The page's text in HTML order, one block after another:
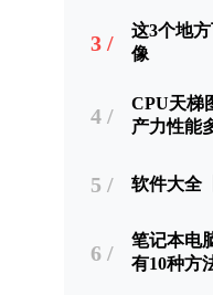
3 /
这3个地
像
4 /
CPU天梯
产力性能
5 / 软件大全
6 /
笔记本电
有10种方